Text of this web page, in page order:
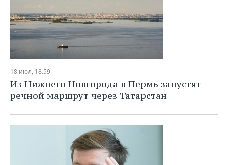
18 июл, 18:59
Из Нижнего Новгорода в Пермь запустят
речной маршрут через Татарстан